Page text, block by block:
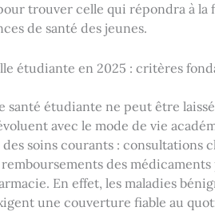
trouver celle qui répondra à la
de santé des jeunes.
étudiante en 2025 : critères
santé étudiante ne peut être
avec le mode de vie
soins courants : consultations
des
En effet, les maladies
une couverture fiable au